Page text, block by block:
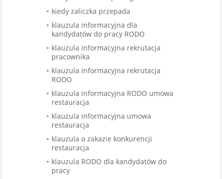
kiedy zaliczka przepada
klauzula informacyjna dla
kandydatów do pracy RODO
klauzula informacyjna rekrutacja
pracownika
klauzula informacyjna rekrutacja
RODO
klauzula informacyjna RODO umowa
restauracja
klauzula informacyjna umowa
restauracja
klauzula o zakazie konkurencji
restauracja
klauzula RODO dla kandydatów do
pracy